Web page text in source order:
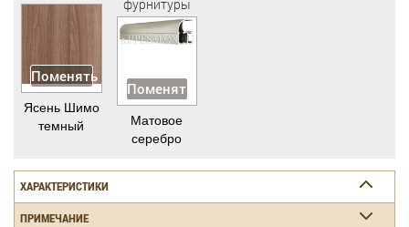
Поменять
Ясень Шимо
темный
фурнитуры
Поменять
Матовое
серебро
ХАРАКТЕРИСТИКИ
ПРИМЕЧАНИЕ